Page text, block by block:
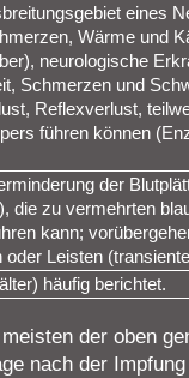
eines
Wärme und
neurologische
Schmerzen und
Reflexverlust,
führen können
der
die zu vermehrten
kann;
oder Leisten
häufig berichtet.
der oben
nach der